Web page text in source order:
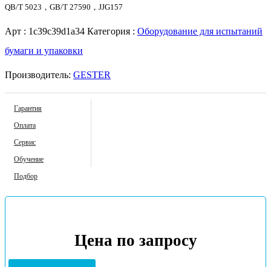
QB/T 5023，GB/T 27590，JJG157
Арт : 1c39c39d1a34 Категория : Оборудование для испытаний
бумаги и упаковки
Производитель: GESTER
Гарантия
Оплата
Сервис
Обучение
Подбор
Цена по запросу